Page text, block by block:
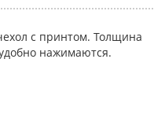
с принтом. Толщина
нажимаются.